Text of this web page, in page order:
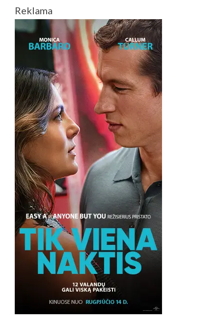
TRUMPAMETRAŽIAI
FILMAI
Reklama